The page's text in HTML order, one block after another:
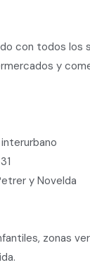
con todos
y
y Novelda
zonas